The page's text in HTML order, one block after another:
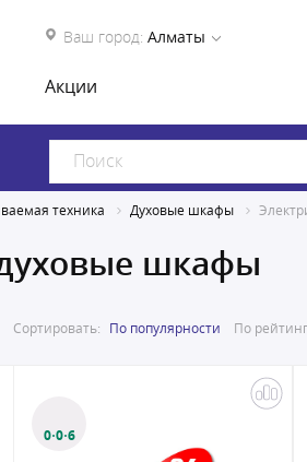
Ваш город: Алматы
Акции
техника Духовые шкафы
шкафы
Сортировать: По популярности По
0·0·6